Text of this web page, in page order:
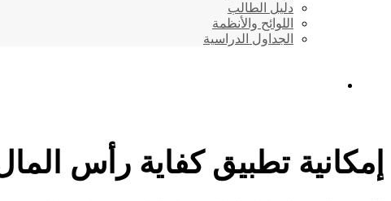
دليل الطالب
اللوائح والأنظمة
الجداول الدراسية
إمكانية تطبيق كفاية رأس